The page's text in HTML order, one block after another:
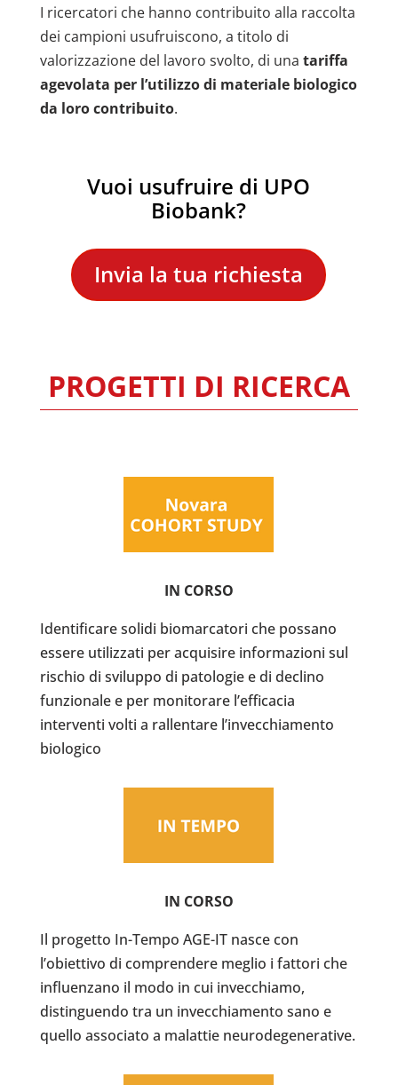
I ricercatori che hanno contribuito alla raccolta
dei campioni usufruiscono, a titolo di
valorizzazione del lavoro svolto, di una tariffa
agevolata per l’utilizzo di materiale biologico
da loro contribuito.
Vuoi usufruire di UPO
Biobank?
Invia la tua richiesta
PROGETTI DI RICERCA
IN CORSO
Identificare solidi biomarcatori che possano
essere utilizzati per acquisire informazioni sul
rischio di sviluppo di patologie e di declino
funzionale e per monitorare l’efficacia
interventi volti a rallentare l’invecchiamento
biologico
IN CORSO
Il progetto In-Tempo AGE-IT nasce con
l’obiettivo di comprendere meglio i fattori che
influenzano il modo in cui invecchiamo,
distinguendo tra un invecchiamento sano e
quello associato a malattie neurodegenerative.